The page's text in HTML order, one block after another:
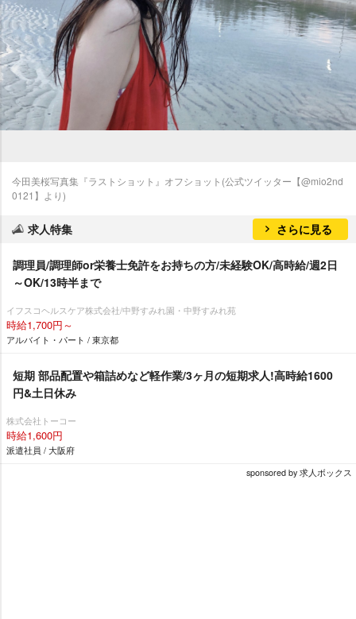
今田美桜写真集『ラストショット』オフショット(公式ツイッター【@mio2nd
0121】より)
求人特集 さらに見る
調理員/調理師or栄養士免許をお持ちの方/未経験OK/高時給/週2日
～OK/13時半まで
イフスコヘルスケア株式会社/中野すみれ園・中野すみれ苑
時給1,700円～
アルバイト・パート / 東京都
短期 部品配置や箱詰めなど軽作業/3ヶ月の短期求人!高時給1600
円&土日休み
株式会社トーコー
時給1,600円
派遣社員 / 大阪府
sponsored by 求人ボックス